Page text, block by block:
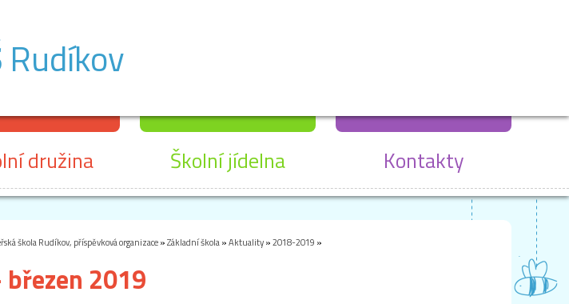
Rudíkov
družina Školní jídelna Kontakty
škola Rudíkov, příspěvková organizace»Základní škola»Aktuality»2018-2019 »
2019